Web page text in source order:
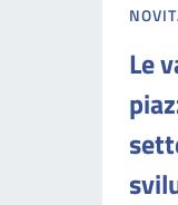
Le